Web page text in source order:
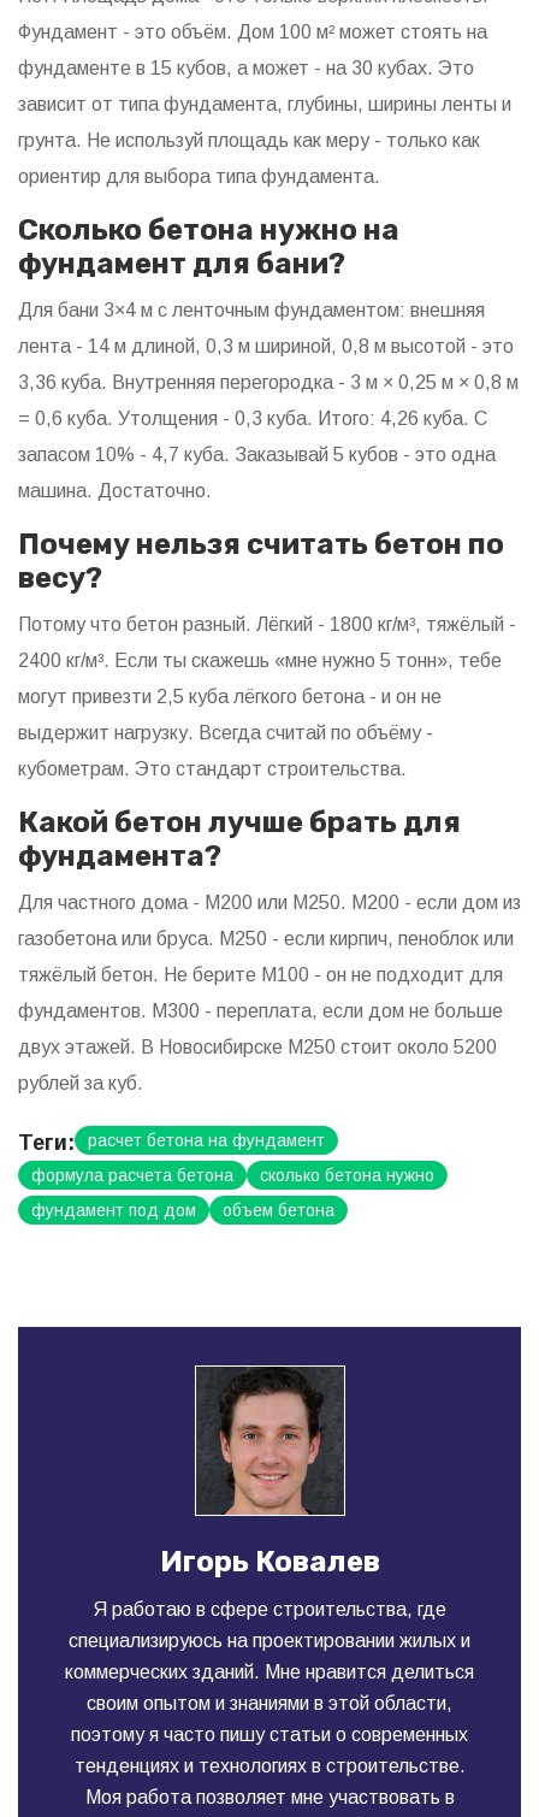
Фундамент - это объём. Дом 100 м² может стоять на
фундаменте в 15 кубов, а может - на 30 кубах. Это
зависит от типа фундамента, глубины, ширины ленты и
грунта. Не используй площадь как меру - только как
ориентир для выбора типа фундамента.
Сколько бетона нужно на
фундамент для бани?
Для бани 3×4 м с ленточным фундаментом: внешняя
лента - 14 м длиной, 0,3 м шириной, 0,8 м высотой - это
3,36 куба. Внутренняя перегородка - 3 м × 0,25 м × 0,8 м
= 0,6 куба. Утолщения - 0,3 куба. Итого: 4,26 куба. С
запасом 10% - 4,7 куба. Заказывай 5 кубов - это одна
машина. Достаточно.
Почему нельзя считать бетон по
весу?
Потому что бетон разный. Лёгкий - 1800 кг/м³, тяжёлый -
2400 кг/м³. Если ты скажешь «мне нужно 5 тонн», тебе
могут привезти 2,5 куба лёгкого бетона - и он не
выдержит нагрузку. Всегда считай по объёму -
кубометрам. Это стандарт строительства.
Какой бетон лучше брать для
фундамента?
Для частного дома - М200 или М250. М200 - если дом из
газобетона или бруса. М250 - если кирпич, пеноблок или
тяжёлый бетон. Не берите М100 - он не подходит для
фундаментов. М300 - переплата, если дом не больше
двух этажей. В Новосибирске М250 стоит около 5200
рублей за куб.
Теги:
расчет бетона на фундамент
формула расчета бетона
сколько бетона нужно
фундамент под дом
объем бетона
Игорь Ковалев
Я работаю в сфере строительства, где
специализируюсь на проектировании жилых и
коммерческих зданий. Мне нравится делиться
своим опытом и знаниями в этой области,
поэтому я часто пишу статьи о современных
тенденциях и технологиях в строительстве.
Моя работа позволяет мне участвовать в